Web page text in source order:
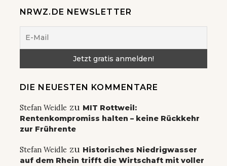
NRWZ.DE NEWSLETTER
DIE NEUESTEN KOMMENTARE
Stefan Weidle zu MIT Rottweil:
Rentenkompromiss halten – keine Rückkehr
zur Frührente
Stefan Weidle zu Historisches Niedrigwasser
auf dem Rhein trifft die Wirtschaft mit voller